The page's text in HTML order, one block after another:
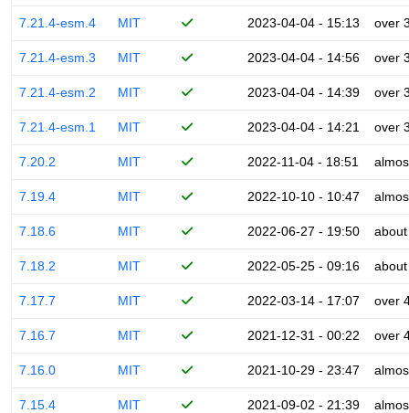
7.21.4-esm.4 MIT 2023-04-04 - 15:13 over
7.21.4-esm.3 MIT 2023-04-04 - 14:56 over
7.21.4-esm.2 MIT 2023-04-04 - 14:39 over
7.21.4-esm.1 MIT 2023-04-04 - 14:21 over
7.20.2 MIT 2022-11-04 - 18:51
7.19.4 MIT 2022-10-10 - 10:47
7.18.6 MIT 2022-06-27 - 19:50
7.18.2 MIT 2022-05-25 - 09:16
7.17.7 MIT 2022-03-14 - 17:07 over
7.16.7 MIT 2021-12-31 - 00:22 over
7.16.0 MIT 2021-10-29 - 23:47
7.15.4 MIT 2021-09-02 - 21:39